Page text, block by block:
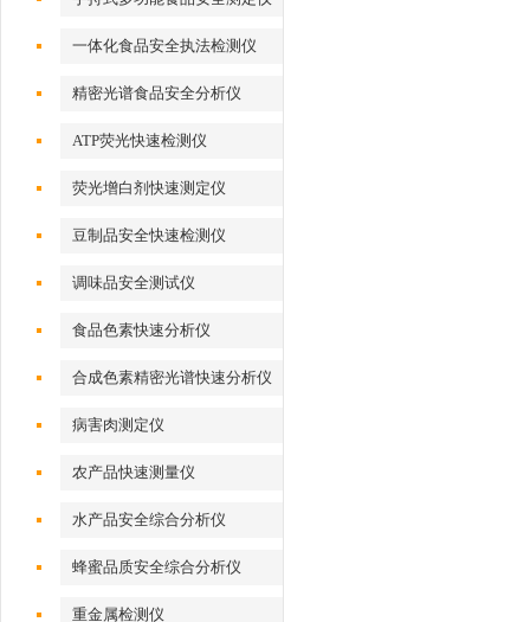
一体化食品安全执法检测仪
精密光谱食品安全分析仪
ATP荧光快速检测仪
荧光增白剂快速测定仪
豆制品安全快速检测仪
调味品安全测试仪
食品色素快速分析仪
合成色素精密光谱快速分析仪
病害肉测定仪
农产品快速测量仪
水产品安全综合分析仪
蜂蜜品质安全综合分析仪
重金属检测仪